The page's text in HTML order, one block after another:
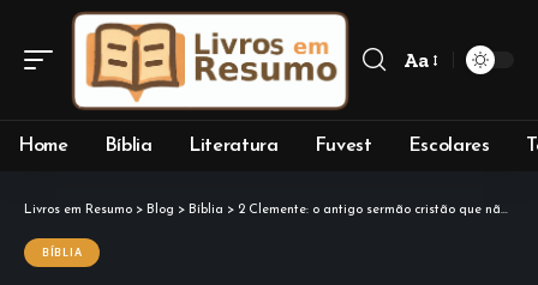
Aa
Home Bíblia Literatura Fuvest Escolares
Livros em Resumo > Blog > Bíblia > 2 Clemente: o antigo sermão cristão que não integra a Bíblia
BÍBLIA